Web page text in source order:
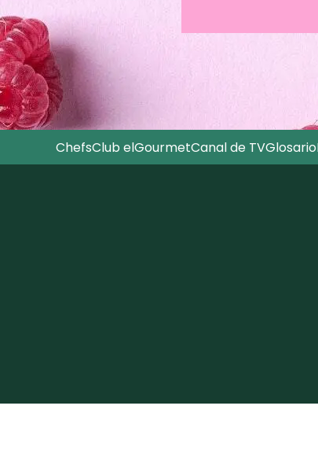
ChefsClub elGourmetCanal de TVGlosario